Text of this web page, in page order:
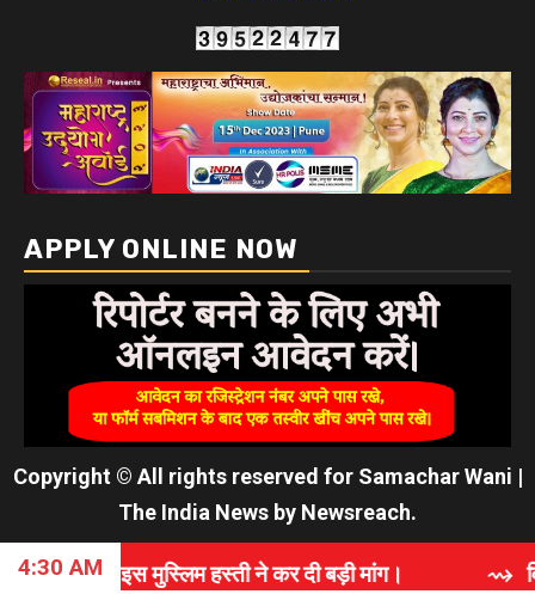
APPLY ONLINE NOW
Copyright © All rights reserved for Samachar Wani |
The India News by Newsreach.
4:30 AM
हस्ती ने कर दी बड़ी मांग। ⇝ विश्वास, समर्पण और